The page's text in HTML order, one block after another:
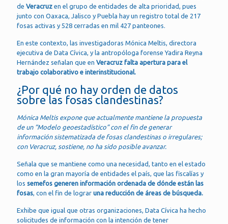
de Veracruz en el grupo de entidades de alta prioridad, pues
junto con Oaxaca, Jalisco y Puebla hay un registro total de 217
fosas activas y 528 cerradas en mil 427 panteones.
En este contexto, las investigadoras Mónica Meltis, directora
ejecutiva de Data Cívica, y la antropóloga forense Yadira Reyna
Hernández señalan que en Veracruz falta apertura para el
trabajo colaborativo e interinstitucional.
¿Por qué no hay orden de datos
sobre las fosas clandestinas?
Mónica Meltis expone que actualmente mantiene la propuesta
de un “Modelo geoestadístico” con el fin de generar
información sistematizada de fosas clandestinas o irregulares;
con Veracruz, sostiene, no ha sido posible avanzar.
Señala que se mantiene como una necesidad, tanto en el estado
como en la gran mayoría de entidades el país, que las fiscalías y
los semefos generen información ordenada de dónde están las
fosas, con el fin de lograr una reducción de áreas de búsqueda.
Exhibe que igual que otras organizaciones, Data Cívica ha hecho
solicitudes de información con la intención de tener